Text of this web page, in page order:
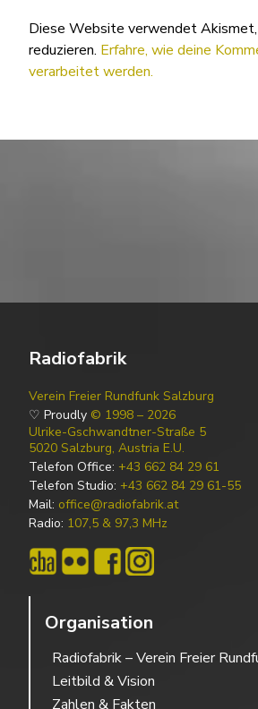
Diese Website verwendet Akismet,
reduzieren. Erfahre, wie deine
verarbeitet werden.
Radiofabrik
Verein Freier Rundfunk Salzburg
♡ Proudly © 1998 – 2026
Ulrike-Gschwandtner-Straße 5
5020 Salzburg, Austria E.U.
Telefon Office: +43 662 84 29 61
Telefon Studio: +43 662 84 29 61-55
Mail: office@radiofabrik.at
Radio: 107,5 & 97,3 MHz
Organisation
Radiofabrik – Verein Freier
Leitbild & Vision
Zahlen & Fakten